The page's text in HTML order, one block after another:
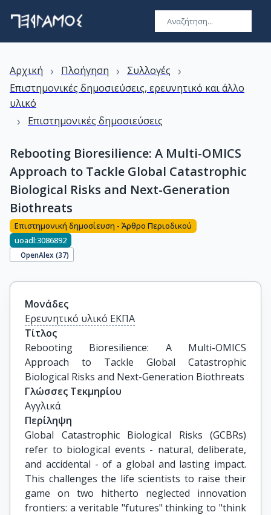
Αρχική › Πλοήγηση › Συλλογές ›
Επιστημονικές δημοσιεύσεις, ερευνητικό και άλλο
υλικό
› Επιστημονικές δημοσιεύσεις
Rebooting Bioresilience: A Multi-OMICS
Approach to Tackle Global Catastrophic
Biological Risks and Next-Generation
Biothreats
Επιστημονική δημοσίευση - Άρθρο Περιοδικού
uoadl:3086892
OpenAlex (37)
Μονάδες
Ερευνητικό υλικό ΕΚΠΑ
Τίτλος
Rebooting Bioresilience: A Multi-OMICS
Approach to Tackle Global Catastrophic
Biological Risks and Next-Generation Biothreats
Γλώσσες Τεκμηρίου
Αγγλικά
Περίληψη
Global Catastrophic Biological Risks (GCBRs)
refer to biological events - natural, deliberate,
and accidental - of a global and lasting impact.
This challenges the life scientists to raise their
game on two hitherto neglected innovation
frontiers: a veritable "futures" thinking to "think